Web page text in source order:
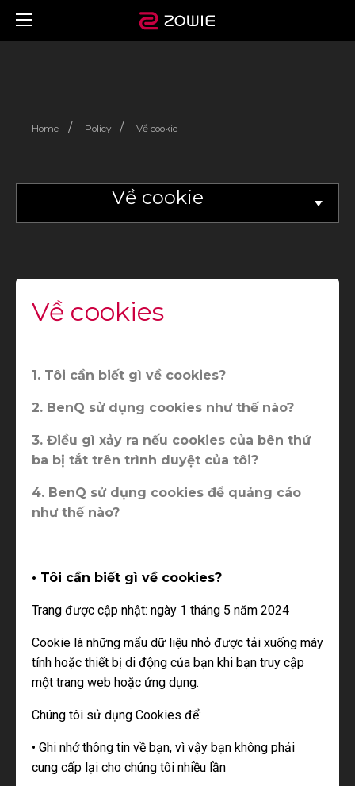
Home / Policy / Về cookie
Về cookie
Về cookies
1. Tôi cần biết gì về cookies?
2. BenQ sử dụng cookies như thế nào?
3. Điều gì xảy ra nếu cookies của bên thứ
ba bị tắt trên trình duyệt của tôi?
4. BenQ sử dụng cookies để quảng cáo
như thế nào?
• Tôi cần biết gì về cookies?
Trang được cập nhật: ngày 1 tháng 5 năm 2024
Cookie là những mẩu dữ liệu nhỏ được tải xuống máy
tính hoặc thiết bị di động của bạn khi bạn truy cập
một trang web hoặc ứng dụng.
Chúng tôi sử dụng Cookies để:
• Ghi nhớ thông tin về bạn, vì vậy bạn không phải
cung cấp lại cho chúng tôi nhiều lần